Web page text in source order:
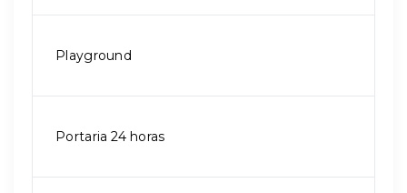
Playground
Portaria 24 horas